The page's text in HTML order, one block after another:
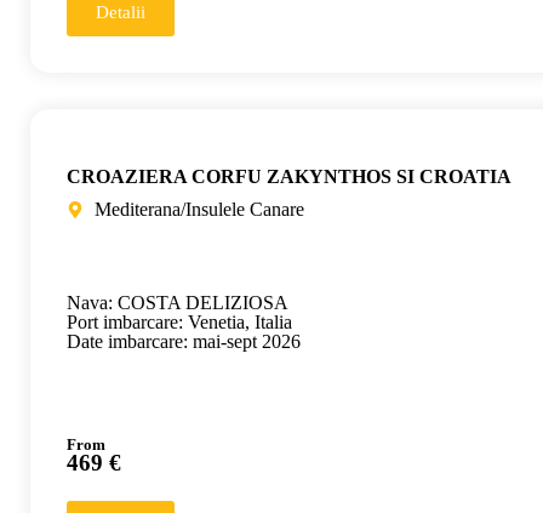
Detalii
CROAZIERA CORFU ZAKYNTHOS SI CROATIA
Mediterana/Insulele Canare
Nava: COSTA DELIZIOSA
Port imbarcare: Venetia, Italia
Date imbarcare: mai-sept 2026
From
469 €